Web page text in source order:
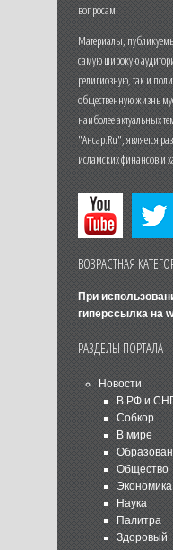
вопросам.
Материалы,
самую широкую
религиозную, так и
общественную жизнь
наиболее актуальных
"Ансар.Ru", является
исламских финансов и
ВОЗРАСТНАЯ
При
гиперссылка на
РАЗДЕЛЫ ПОРТАЛА
Новости
В РФ и
Собкор
В мире
Общество
Экономика
Наука
Палитра
Здоровый